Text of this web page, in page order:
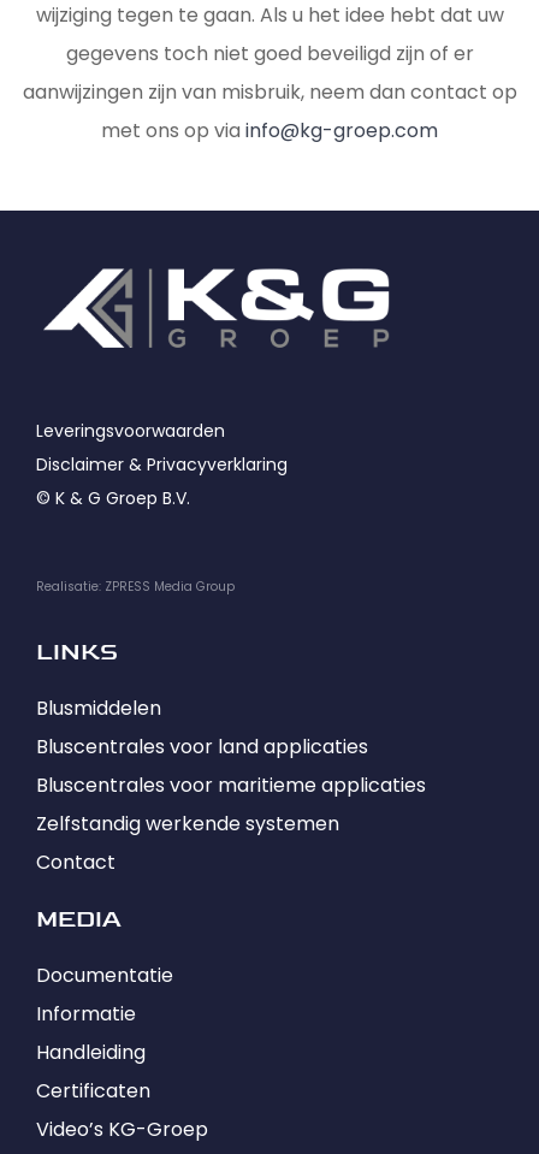
wijziging tegen te gaan. Als u het idee hebt dat uw
gegevens toch niet goed beveiligd zijn of er
aanwijzingen zijn van misbruik, neem dan contact op
met ons op via info@kg-groep.com
Leveringsvoorwaarden
Disclaimer & Privacyverklaring
© K & G Groep B.V.
Realisatie: ZPRESS Media Group
LINKS
Blusmiddelen
Bluscentrales voor land applicaties
Bluscentrales voor maritieme applicaties
Zelfstandig werkende systemen
Contact
MEDIA
Documentatie
Informatie
Handleiding
Certificaten
Video’s KG-Groep